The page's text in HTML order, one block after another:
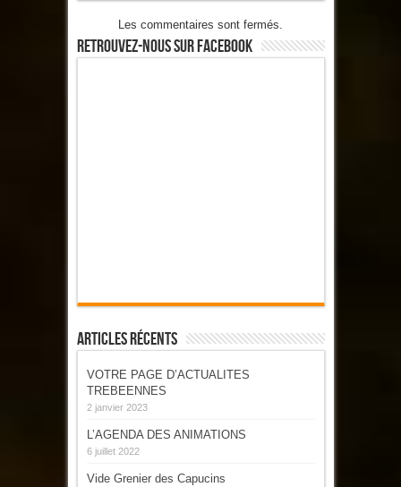
Les commentaires sont fermés.
Retrouvez-Nous Sur Facebook
Articles Récents
VOTRE PAGE D’ACTUALITES
TREBEENNES
2 janvier 2023
L’AGENDA DES ANIMATIONS
6 juillet 2022
Vide Grenier des Capucins